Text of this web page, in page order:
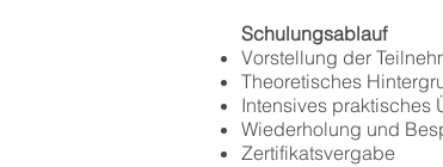
Schulungsablauf
Vorstellung der
Theoretisches
Intensives praktisches
Wiederholung und
Zertifikatsvergabe